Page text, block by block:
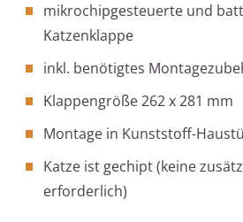
mikrochipgesteuerte und
Katzenklappe
inkl. benötigtes
Klappengröße 262 x 281 mm
Montage in Kunststoff-
Katze ist gechipt (keine
erforderlich)